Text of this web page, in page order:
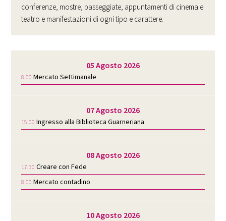
conferenze, mostre, passeggiate, appuntamenti di cinema e
teatro e manifestazioni di ogni tipo e carattere.
05 Agosto 2026
8.00 Mercato Settimanale
07 Agosto 2026
15.00 Ingresso alla Biblioteca Guarneriana
08 Agosto 2026
17:30 Creare con Fede
8.00 Mercato contadino
10 Agosto 2026